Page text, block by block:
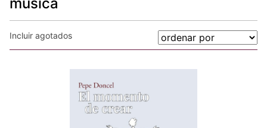
Incluir agotados